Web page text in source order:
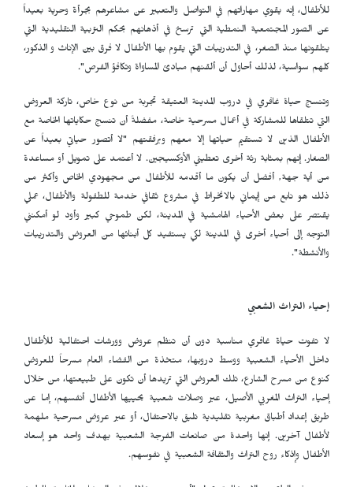
للأطفال، إنه يقوي مهاراتهم في التواصل والتعبير عن مشاعرهم بجرأة وحرية بعيداً
عن الصور المجتمعية النمطية التي ترسخ في أذهانهم بحكم التربية التقليدية التي
يتلقونها منذ الصغر، في التدريبات التي يقوم بها الأطفال لا فرق بين الإناث و الذكور،
كلهم سواسية، لذلك أحاول أن ألقنهم مبادئ المساواة وتكافؤ الفرص".
وتنسج حياة غافري في دروب المدينة العتيقة تجربة من نوع خاص، تاركة العروض
التي تتلقاها للمشاركة في أعمال مسرحية خاصة، مفضلةً أن تنسج حكاياتها الخاصة مع
الأطفال الذين لا تستقيم حياتها إلا معهم وبرفقتهم "لا أتصور حياتي بعيداً عن
الصغار. إنهم بمثابة رئة أخرى تعطيني الأوكسيجين. لا أعتمد على تمويل أو مساعدة
من أية جهة, أفضل أن يكون ما أقدمه للأطفال من مجهودي الخاص وأكثر من
ذلك هو نابع من إيماني بالانخراط في مشروع ثقافي خدمة للطفولة والأطفال، عملي
يقتصر على بعض الأحياء الهامشية في المدينة، لكن طموحي كبير وأود لو أمكنني
التوجه إلى أحياء أخرى في المدينة لكي يستفيد كل أبنائها من العروض والتدريبات
والأنشطة".
إحياء التراث الشعبي
لا تفوت حياة غافري مناسبة دون أن تنظم عروض وورشات احتفالية للأطفال
داخل الأحياء الشعبية ووسط دروبها، متخذة من الفضاء العام مسرحاً للعروض
كنوع من مسرح الشارع، تلك العروض التي تريدها أن تكون على طبيعتها، من خلال
إحياء التراث المغربي الأصيل، عبر وصلات شعبية يحييها الأطفال أنفسهم، إما عن
طريق إعداد أطباق مغربية تقليدية تليق بالاحتفال، أو عبر عروض مسرحية ملهمة
لأطفال آخرين. إنها واحدة من صانعات الفرجة الشعبية بهدف واحد هو إسعاد
الأطفال وإذكاء روح التراث والثقافة الشعبية في نفوسهم.